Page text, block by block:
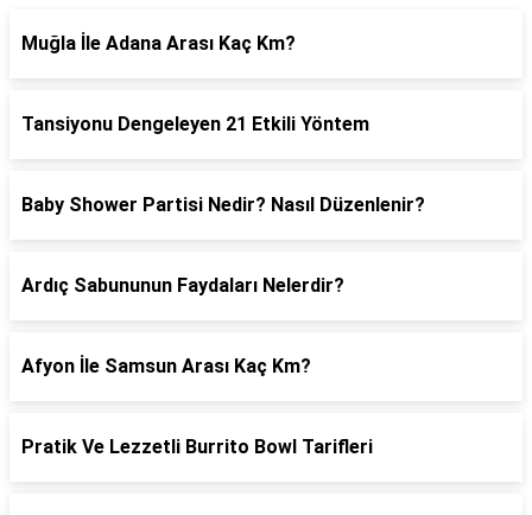
Muğla İle Adana Arası Kaç Km?
Tansiyonu Dengeleyen 21 Etkili Yöntem
Baby Shower Partisi Nedir? Nasıl Düzenlenir?
Ardıç Sabununun Faydaları Nelerdir?
Afyon İle Samsun Arası Kaç Km?
Pratik Ve Lezzetli Burrito Bowl Tarifleri